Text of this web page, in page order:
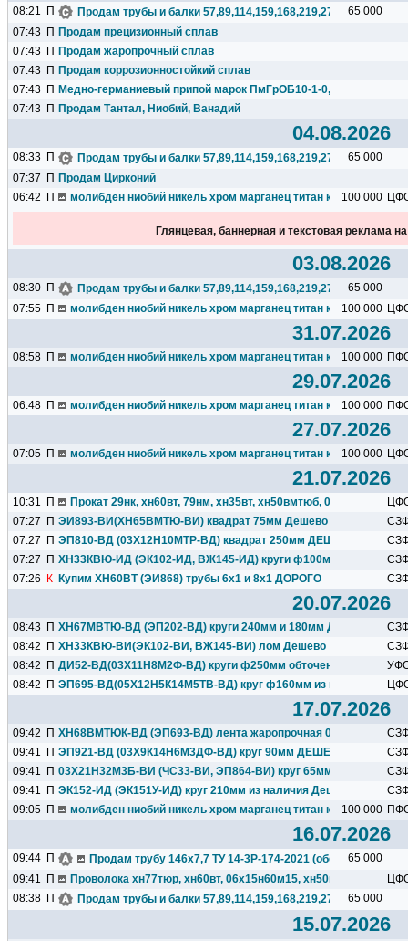
08:21 П Продам трубы и балки
65 000
07:43
П Продам прецизионный сплав
07:43 П Продам жаропрочный сплав
07:43
П Продам коррозионностойкий сплав
07:43 П Медно-германиевый припой марок ПмГрОБ10-1-0,1; ПмГрН10-
07:43
П Продам Тантал, Ниобий, Ванадий
04.08.2026
08:33 П Продам трубы и балки
65 000
07:37
П Продам Цирконий
06:42
П молибден ниобий никель хром марганец титан кремний чугун
100 000
Глянцевая, баннерная и текстовая реклама
03.08.2026
08:30 П Продам трубы и балки
65 000
07:55 П молибден ниобий никель хром марганец титан кремний чугун
100 000
31.07.2026
08:58 П молибден ниобий никель хром марганец титан кремний чугун
100 000
29.07.2026
06:48 П молибден ниобий никель хром марганец титан кремний чугун
100 000
27.07.2026
07:05 П молибден ниобий никель хром марганец титан кремний чугун
100 000
21.07.2026
10:31 П Прокат 29нк, хн60вт, 79нм, хн35вт, хн50вмтюб, 06хн28мдт и
07:27
П ЭИ893-ВИ(ХН65ВМТЮ-ВИ) квадрат 75мм Дешево
07:27
П ЭП810-ВД (03Х12Н10МТР-ВД) квадрат 250мм ДЕШЕВО
07:27
П ХН33КВЮ-ИД (ЭК102-ИД, ВЖ145-ИД) круги ф100мм ДЕШЕВО
07:26
К Купим ХН60ВТ (ЭИ868) трубы 6х1 и 8х1 ДОРОГО
20.07.2026
08:43 П ХН67МВТЮ-ВД (ЭП202-ВД) круги 240мм и 180мм ДЕШЕВО
08:42
П ХН33КВЮ-ВИ(ЭК102-ВИ, ВЖ145-ВИ) лом Дешево
08:42
П ДИ52-ВД(03Х11Н8М2Ф-ВД) круги ф250мм обточенные ДЕШЕВО
08:42
П ЭП695-ВД(05Х12Н5К14М5ТВ-ВД) круг ф160мм из наличия
17.07.2026
09:42 П ХН68ВМТЮК-ВД (ЭП693-ВД) лента жаропрочная 0,3мм х
09:41
П ЭП921-ВД (03Х9К14Н6М3ДФ-ВД) круг 90мм ДЕШЕВО
09:41
П 03Х21Н32М3Б-ВИ (ЧС33-ВИ, ЭП864-ВИ) круг 65мм Дешево
09:41
П ЭК152-ИД (ЭК151У-ИД) круг 210мм из наличия Дешево
09:05 П молибден ниобий никель хром марганец титан кремний чугун
100 000
16.07.2026
09:44 П Продам трубу 146х7,7 ТУ 14-3Р-174-2021 (обсадная),
65 000
09:41
П Проволока хн77тюр, хн60вт, 06х15н60м15, хн50вмтюб,
08:38 П Продам трубы и балки 65 000
15.07.2026